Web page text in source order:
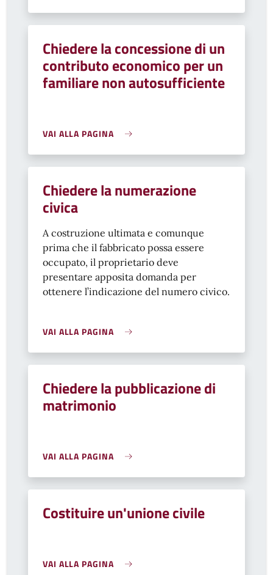
Chiedere la concessione di un
contributo economico per un
familiare non autosufficiente
VAI ALLA PAGINA
Chiedere la numerazione
civica
A costruzione ultimata e comunque
prima che il fabbricato possa essere
occupato, il proprietario deve
presentare apposita domanda per
ottenere l’indicazione del numero civico.
VAI ALLA PAGINA
Chiedere la pubblicazione di
matrimonio
VAI ALLA PAGINA
Costituire un'unione civile
VAI ALLA PAGINA